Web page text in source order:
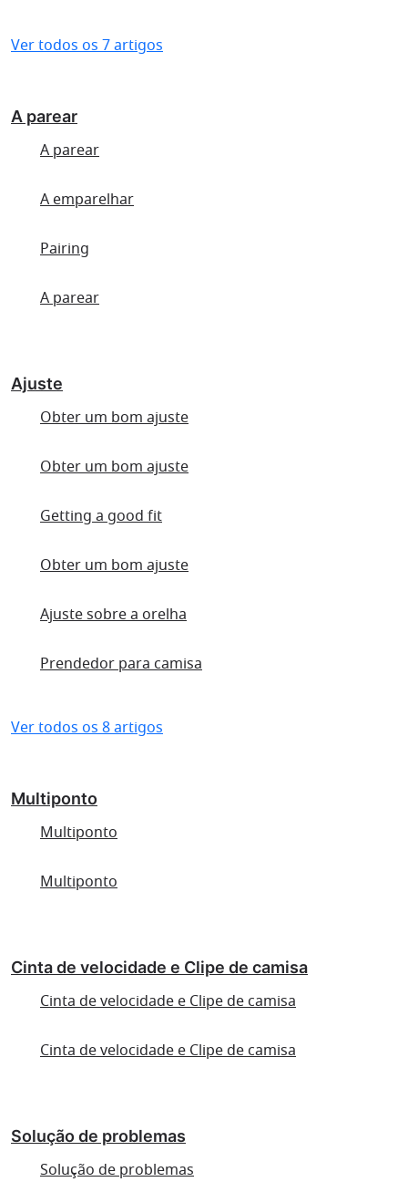
Ver todos os 7 artigos
A parear
A parear
A emparelhar
Pairing
A parear
Ajuste
Obter um bom ajuste
Obter um bom ajuste
Getting a good fit
Obter um bom ajuste
Ajuste sobre a orelha
Prendedor para camisa
Ver todos os 8 artigos
Multiponto
Multiponto
Multiponto
Cinta de velocidade e Clipe de camisa
Cinta de velocidade e Clipe de camisa
Cinta de velocidade e Clipe de camisa
Solução de problemas
Solução de problemas